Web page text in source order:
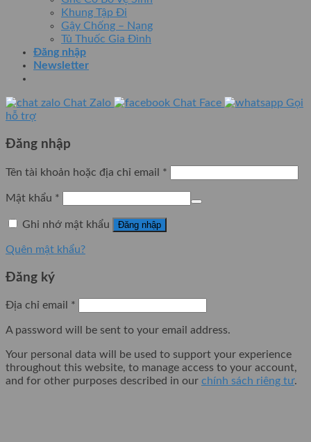
Khung Tập Đi
Gậy Chống – Nạng
Tủ Thuốc Gia Đình
Đăng nhập
Newsletter
Chat Zalo Chat Face
Gọi
hỗ trợ
Đăng nhập
Tên tài khoản hoặc địa chỉ email *
Mật khẩu *
Ghi nhớ mật khẩu Đăng nhập
Quên mật khẩu?
Đăng ký
Địa chỉ email *
A password will be sent to your email address.
Your personal data will be used to support your experience
throughout this website, to manage access to your account,
and for other purposes described in our chính sách riêng tư.